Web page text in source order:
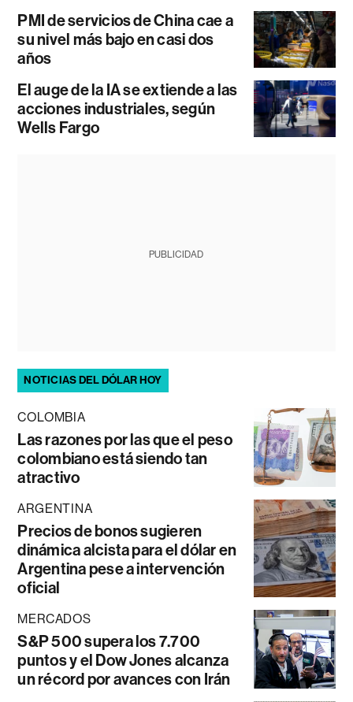
PMI de servicios de China cae a
su nivel más bajo en casi dos
años
El auge de la IA se extiende a las
acciones industriales, según
Wells Fargo
PUBLICIDAD
NOTICIAS DEL DÓLAR HOY
COLOMBIA
Las razones por las que el peso
colombiano está siendo tan
atractivo
ARGENTINA
Precios de bonos sugieren
dinámica alcista para el dólar en
Argentina pese a intervención
oficial
MERCADOS
S&P 500 supera los 7.700
puntos y el Dow Jones alcanza
un récord por avances con Irán